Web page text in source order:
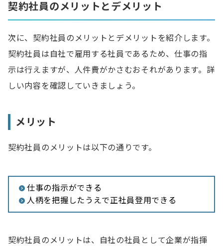
契約社員のメリットとデメリット
次に、契約社員のメリットとデメリットを紹介します。
契約社員は自社で雇用する社員であるため、仕事の指
示は行えますが、人件費がかさむおそれがあります。詳
しい内容を確認していきましょう。
メリット
契約社員のメリットは以下の通りです。
仕事の指示ができる
人柄を把握したうえで正社員登用できる
契約社員のメリットは、自社の社員として企業が指揮